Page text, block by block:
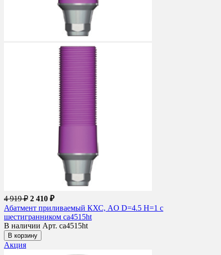
4 919 ₽ 2 410 ₽
Абатмент приливаемый КХС, AO D=4.5 H=1 с
шестигранником ca4515ht
В наличии Арт. ca4515ht
В корзину
Акция